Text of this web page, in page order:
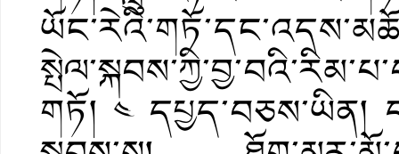
གཏོ། ༤ དཔྱད་བཅས་ཡིན།